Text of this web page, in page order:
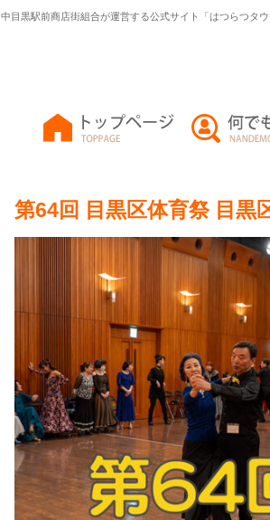
中目黒駅前商店街組合が運営する公式サイト「はつらつタ
第64回 目黒区体育祭 目黒